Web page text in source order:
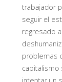
trabajador
seguir el
regresado
problemas
intentar un